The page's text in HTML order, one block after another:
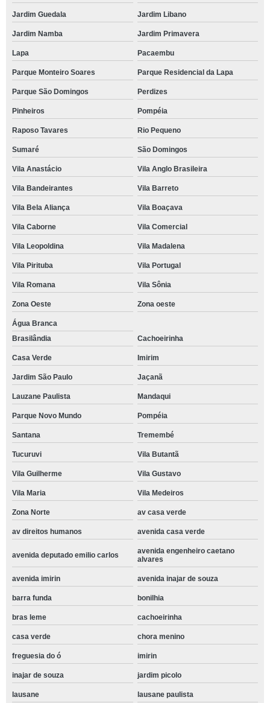
Jardim Guedala Jardim Libano
Jardim Namba Jardim Primavera
Lapa Pacaembu
Parque Monteiro Soares Parque Residencial da Lapa
Parque São Domingos Perdizes
Pinheiros Pompéia
Raposo Tavares Rio Pequeno
Sumaré São Domingos
Vila Anastácio Vila Anglo Brasileira
Vila Bandeirantes Vila Barreto
Vila Bela Aliança Vila Boaçava
Vila Caborne Vila Comercial
Vila Leopoldina Vila Madalena
Vila Pirituba Vila Portugal
Vila Romana Vila Sônia
Zona Oeste Zona oeste
Água Branca
Brasilândia
Cachoeirinha
Casa Verde Imirim
Jardim São Paulo Jaçanã
Lauzane Paulista Mandaqui
Parque Novo Mundo Pompéia
Santana Tremembé
Tucuruvi Vila Butantã
Vila Guilherme Vila Gustavo
Vila Maria Vila Medeiros
Zona Norte av casa verde
av direitos humanos avenida casa verde
avenida deputado emilio carlos
avenida engenheiro caetano
alvares
avenida imirin avenida inajar de souza
barra funda bonilhia
bras leme cachoeirinha
casa verde chora menino
freguesia do ó imirin
inajar de souza jardim picolo
lausane lausane paulista